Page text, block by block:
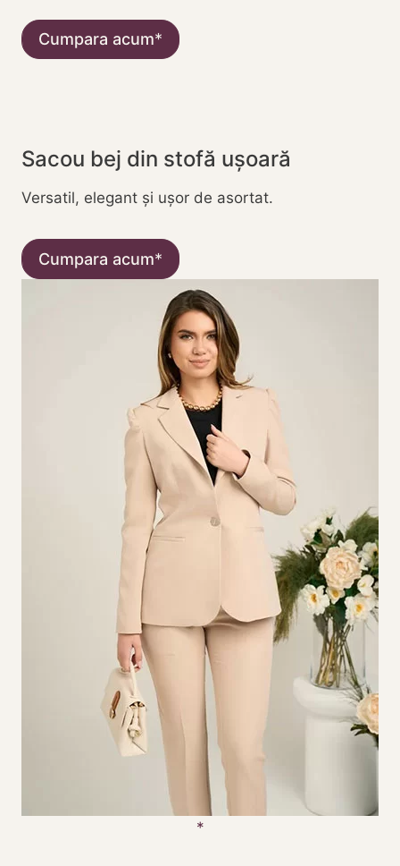
Cumpara acum
Sacou bej din stofă ușoară
Versatil, elegant și ușor de asortat.
Cumpara acum